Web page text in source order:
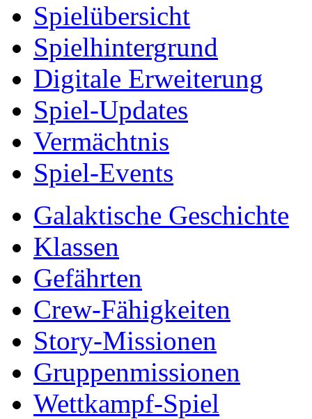
Spielübersicht
Spielhintergrund
Digitale Erweiterung
Spiel-Updates
Vermächtnis
Spiel-Events
Galaktische Geschichte
Klassen
Gefährten
Crew-Fähigkeiten
Story-Missionen
Gruppenmissionen
Wettkampf-Spiel